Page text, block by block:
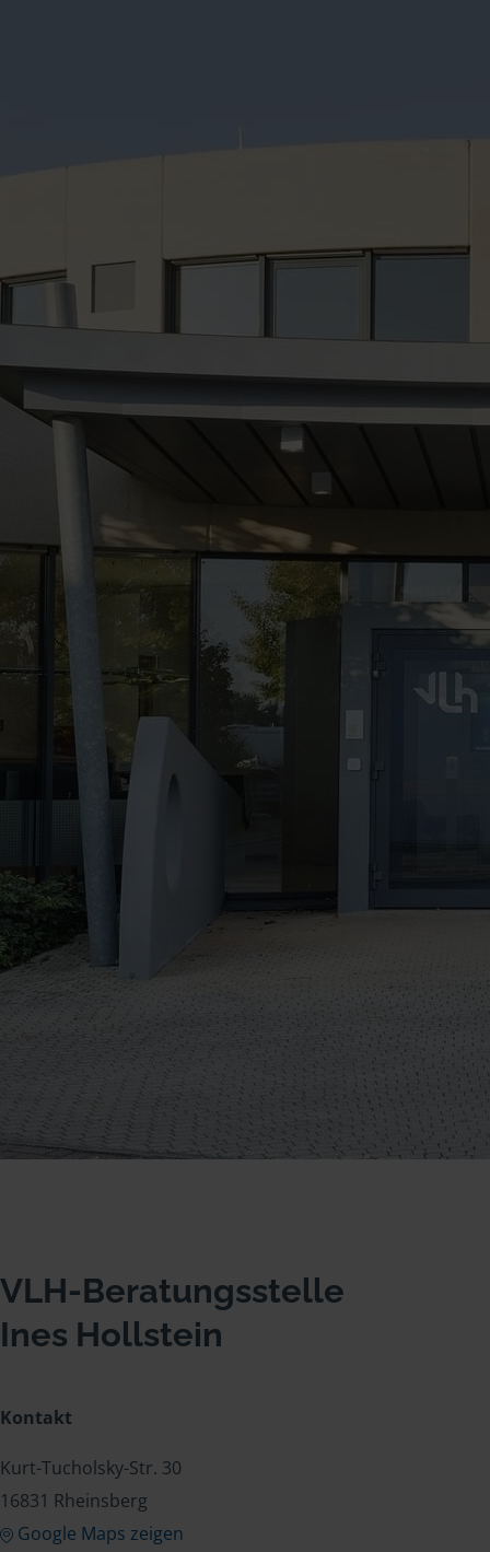
VLH-Beratungsstelle
Ines Hollstein
Kontakt
Kurt-Tucholsky-Str. 30
16831 Rheinsberg
Google Maps zeigen